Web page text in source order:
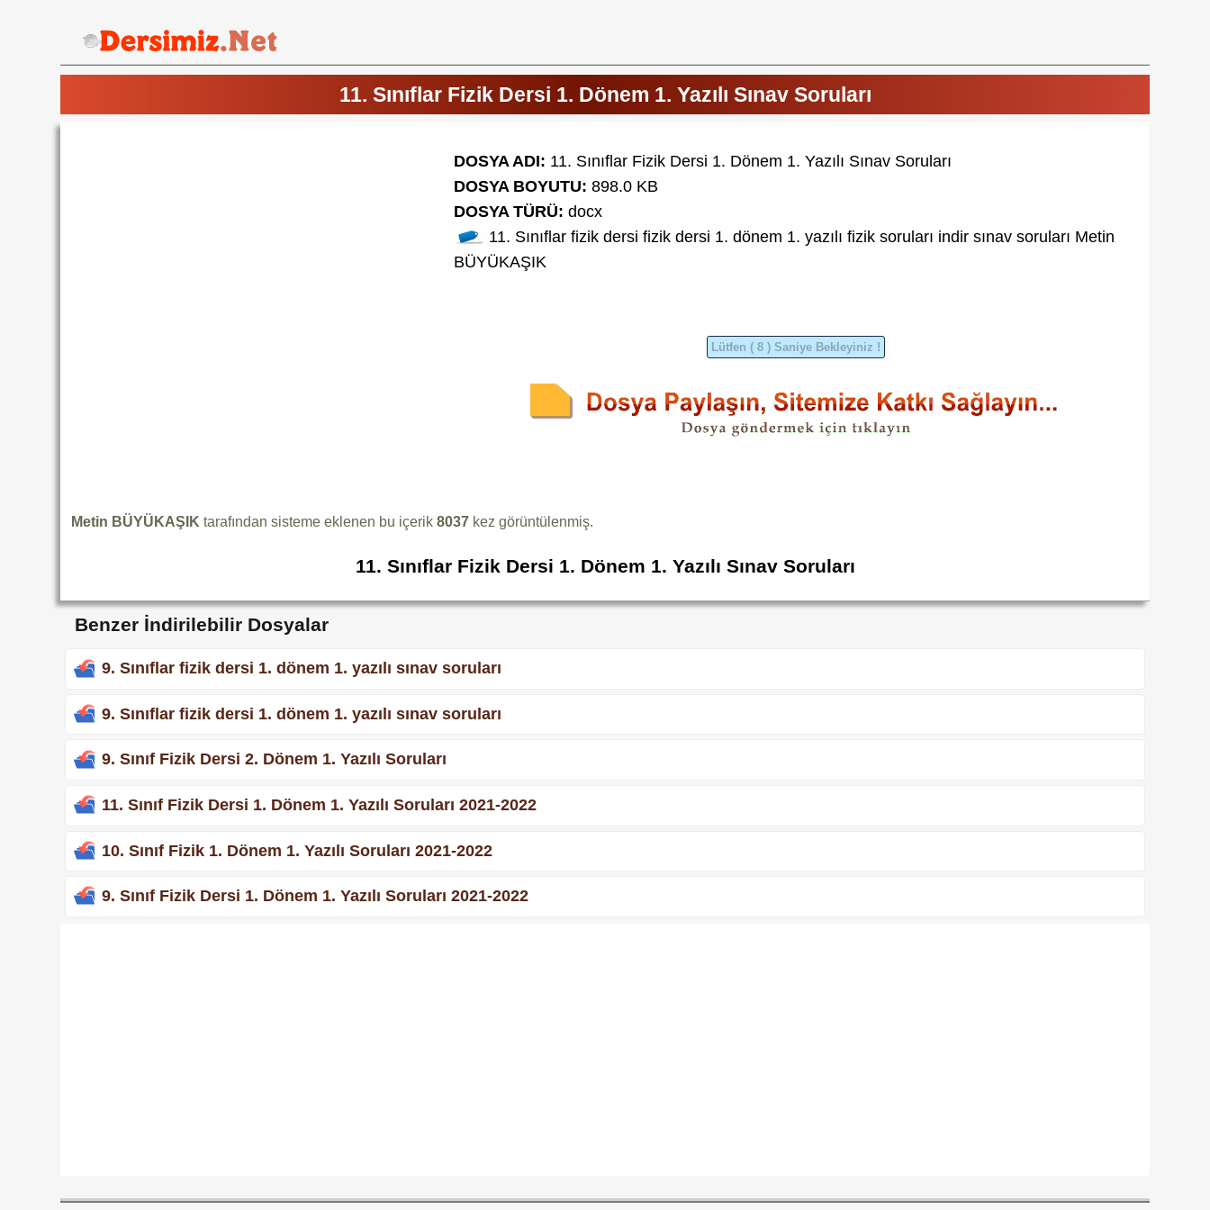
11. Sınıflar Fizik Dersi 1. Dönem 1. Yazılı Sınav Soruları
DOSYA ADI: 11. Sınıflar Fizik Dersi 1. Dönem 1. Yazılı Sınav Soruları
DOSYA BOYUTU: 898.0 KB
DOSYA TÜRÜ: docx
11. Sınıflar fizik dersi fizik dersi 1. dönem 1. yazılı fizik soruları indir sınav soruları Metin
BÜYÜKAŞIK
Metin BÜYÜKAŞIK tarafından sisteme eklenen bu içerik8037 kez görüntülenmiş.
11. Sınıflar Fizik Dersi 1. Dönem 1. Yazılı Sınav Soruları
Benzer İndirilebilir Dosyalar
9. Sınıflar fizik dersi 1. dönem 1. yazılı sınav soruları
9. Sınıflar fizik dersi 1. dönem 1. yazılı sınav soruları
9. Sınıf Fizik Dersi 2. Dönem 1. Yazılı Soruları
11. Sınıf Fizik Dersi 1. Dönem 1. Yazılı Soruları 2021-2022
10. Sınıf Fizik 1. Dönem 1. Yazılı Soruları 2021-2022
9. Sınıf Fizik Dersi 1. Dönem 1. Yazılı Soruları 2021-2022